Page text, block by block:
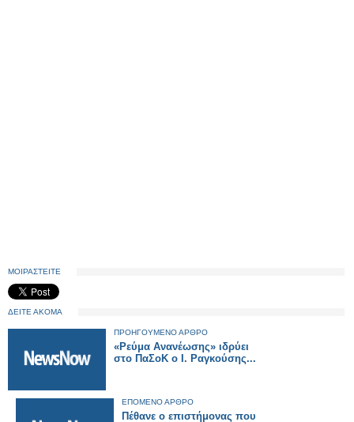
ΜΟΙΡΑΣΤΕΙΤΕ
ΔΕΙΤΕ ΑΚΟΜΑ
ΠΡΟΗΓΟΥΜΕΝΟ ΑΡΘΡΟ
«Ρεύμα Ανανέωσης» ιδρύει
στο ΠαΣοΚ ο Ι. Ραγκούσης...
ΕΠΟΜΕΝΟ ΑΡΘΡΟ
Πέθανε ο επιστήμονας που